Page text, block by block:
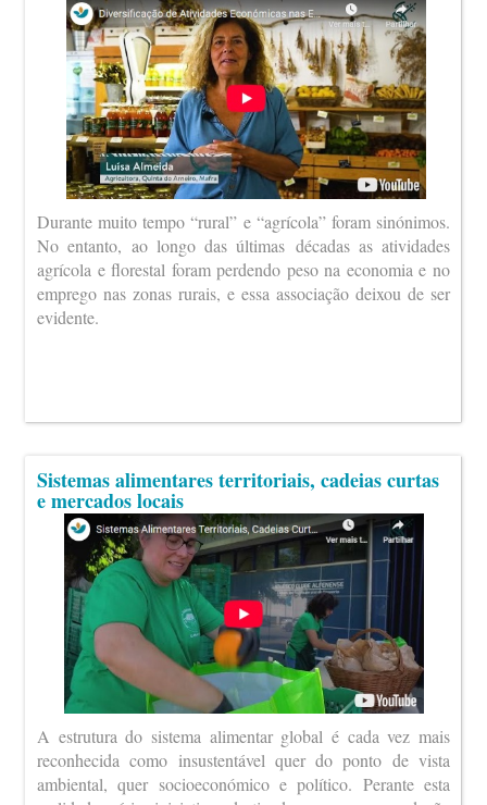
Durante muito tempo “rural” e “agrícola” foram sinónimos.
No entanto, ao longo das últimas décadas as atividades
agrícola e florestal foram perdendo peso na economia e no
emprego nas zonas rurais, e essa associação deixou de ser
evidente.
Sistemas alimentares territoriais, cadeias curtas
e mercados locais
A estrutura do sistema alimentar global é cada vez mais
reconhecida como insustentável quer do ponto de vista
ambiental, quer socioeconómico e político. Perante esta